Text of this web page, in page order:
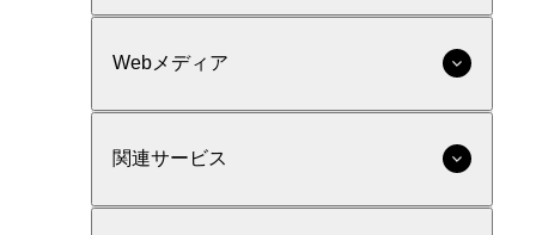
Webメディア
関連サービス